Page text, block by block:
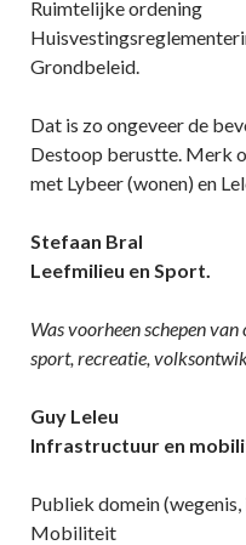
Ruimtelijke ordening
Grondbeleid.
Dat is zo ongeveer de
Destoop berustte. Merk
met Lybeer (wonen) en
Stefaan Bral
Leefmilieu en Sport.
Was voorheen schepen
sport, recreatie,
Guy Leleu
Infrastructuur en
Publiek domein
Mobiliteit